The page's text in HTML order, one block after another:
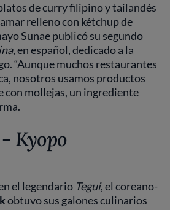
de curry filipino y tailandés
relleno con kétchup de
Sunae publicó su segundo
, en español, dedicado a la
“Aunque muchos restaurantes
nosotros usamos productos
con mollejas, un ingrediente
Kyopo
el legendario Tegui, el coreano-
obtuvo sus galones culinarios